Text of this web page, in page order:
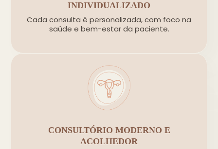
INDIVIDUALIZADO
Cada consulta é personalizada, com foco na
saúde e bem-estar da paciente.
CONSULTÓRIO MODERNO E
ACOLHEDOR